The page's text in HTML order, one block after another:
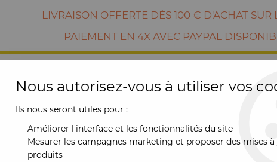
LIVRAISON OFFERTE DÈS 100 € D'ACHAT SUR
PAIEMENT EN 4X AVEC PAYPAL
Nous autorisez-vous à utiliser vos
Ils nous seront utiles pour :
Améliorer l'interface et les fonctionnalités du site
Mesurer les campagnes marketing et proposer des mises
produits